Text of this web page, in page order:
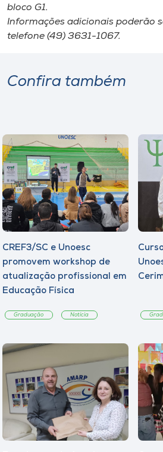
bloco G1.
Informações adicionais poderão
telefone (49) 3631-1067.
Confira também
CREF3/SC e Unoesc
promovem workshop de
atualização profissional em
Educação Física
Graduação Notícia